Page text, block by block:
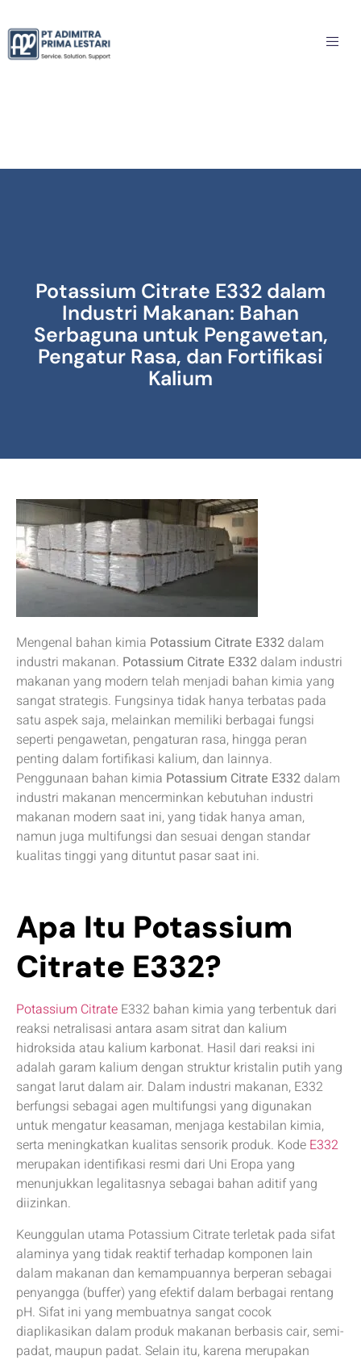
Potassium Citrate E332 dalam
Industri Makanan: Bahan
Serbaguna untuk Pengawetan,
Pengatur Rasa, dan Fortifikasi
Kalium
Mengenal bahan kimia Potassium Citrate E332 dalam
industri makanan. Potassium Citrate E332 dalam industri
makanan yang modern telah menjadi bahan kimia yang
sangat strategis. Fungsinya tidak hanya terbatas pada
satu aspek saja, melainkan memiliki berbagai fungsi
seperti pengawetan, pengaturan rasa, hingga peran
penting dalam fortifikasi kalium, dan lainnya.
Penggunaan bahan kimia Potassium Citrate E332 dalam
industri makanan mencerminkan kebutuhan industri
makanan modern saat ini, yang tidak hanya aman,
namun juga multifungsi dan sesuai dengan standar
kualitas tinggi yang dituntut pasar saat ini.
Apa Itu Potassium
Citrate E332?
Potassium Citrate E332 bahan kimia yang terbentuk dari
reaksi netralisasi antara asam sitrat dan kalium
hidroksida atau kalium karbonat. Hasil dari reaksi ini
adalah garam kalium dengan struktur kristalin putih yang
sangat larut dalam air. Dalam industri makanan, E332
berfungsi sebagai agen multifungsi yang digunakan
untuk mengatur keasaman, menjaga kestabilan kimia,
serta meningkatkan kualitas sensorik produk. Kode E332
merupakan identifikasi resmi dari Uni Eropa yang
menunjukkan legalitasnya sebagai bahan aditif yang
diizinkan.
Keunggulan utama Potassium Citrate terletak pada sifat
alaminya yang tidak reaktif terhadap komponen lain
dalam makanan dan kemampuannya berperan sebagai
penyangga (buffer) yang efektif dalam berbagai rentang
pH. Sifat ini yang membuatnya sangat cocok
diaplikasikan dalam produk makanan berbasis cair, semi-
padat, maupun padat. Selain itu, karena merupakan